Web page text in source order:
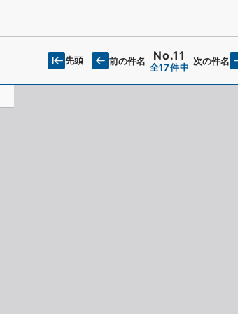
先頭 前の件名 No.11
全17件中
次の件名